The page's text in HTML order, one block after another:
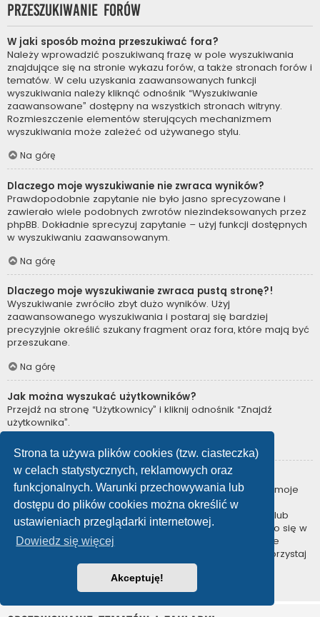
Strona ta używa plików cookies (tzw. ciasteczka)
w celach statystycznych, reklamowych oraz
funkcjonalnych. Warunki przechowywania lub
dostępu do plików cookies można określić w
ustawieniach przeglądarki internetowej.
Dowiedz się więcej
Akceptuję!
Przeszukiwanie forów
W jaki sposób można przeszukiwać fora?
Należy wprowadzić poszukiwaną frazę w pole wyszukiwania
znajdujące się na stronie wykazu forów, a także stronach forów i
tematów. W celu uzyskania zaawansowanych funkcji
wyszukiwania należy kliknąć odnośnik “Wyszukiwanie
zaawansowane” dostępny na wszystkich stronach witryny.
Rozmieszczenie elementów sterujących mechanizmem
wyszukiwania może zależeć od używanego stylu.
Na górę
Dlaczego moje wyszukiwanie nie zwraca wyników?
Prawdopodobnie zapytanie nie było jasno sprecyzowane i
zawierało wiele podobnych zwrotów niezindeksowanych przez
phpBB. Dokładnie sprecyzuj zapytanie – użyj funkcji dostępnych
w wyszukiwaniu zaawansowanym.
Na górę
Dlaczego moje wyszukiwanie zwraca pustą stronę?!
Wyszukiwanie zwróciło zbyt dużo wyników. Użyj
zaawansowanego wyszukiwania i postaraj się bardziej
precyzyjnie określić szukany fragment oraz fora, które mają być
przeszukane.
Na górę
Jak można wyszukać użytkowników?
Przejdź na stronę “Użytkownicy” i kliknij odnośnik “Znajdź
użytkownika”.
Na górę
W jaki sposób można znaleźć swoje posty i tematy?
Swoje posty można znaleźć, klikając odnośnik “Wyświetl moje
posty” znajdujący się w panelu zarządzania kontem lub
odnośnik “Posty użytkownika” na stronie swojego profilu lub
wybierając „Twoje posty” z menu „Więcej…” znajdującego się w
górnym lewym rogu witryny. Jeśli chcesz wyszukać swoje
tematy, użyj strony wyszukiwania zaawansowanego i skorzystaj
z odpowiednich funkcji.